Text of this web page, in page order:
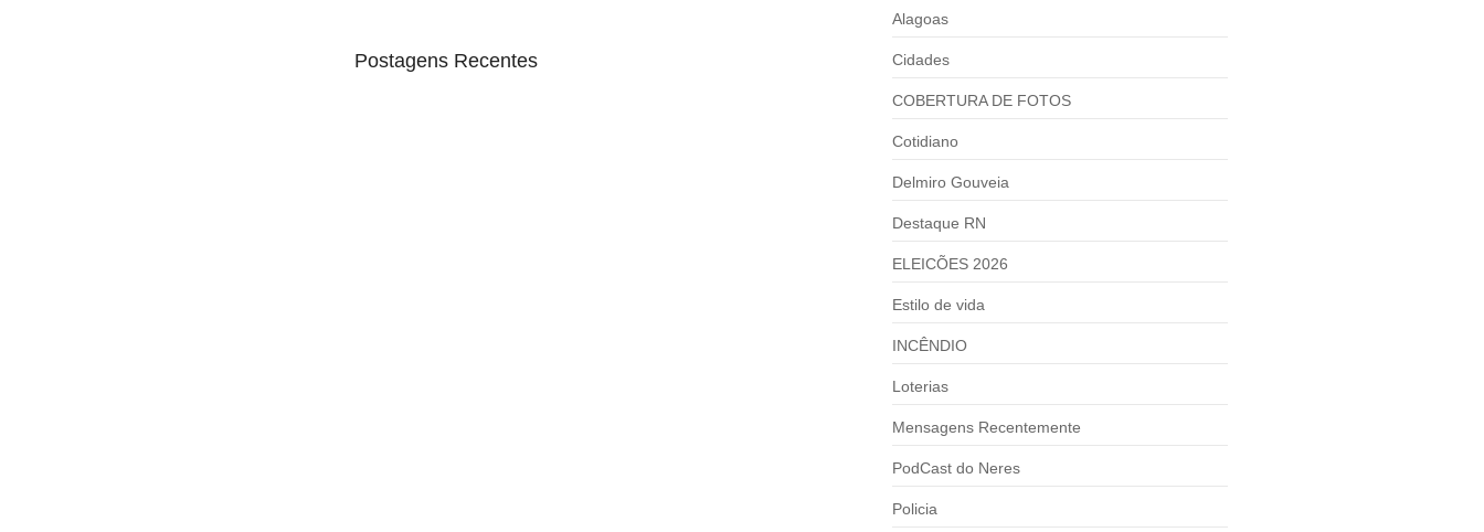
Postagens Recentes
Alagoas
Cidades
COBERTURA DE FOTOS
Cotidiano
Delmiro Gouveia
Destaque RN
ELEICÕES 2026
Estilo de vida
INCÊNDIO
Loterias
Mensagens Recentemente
PodCast do Neres
Policia